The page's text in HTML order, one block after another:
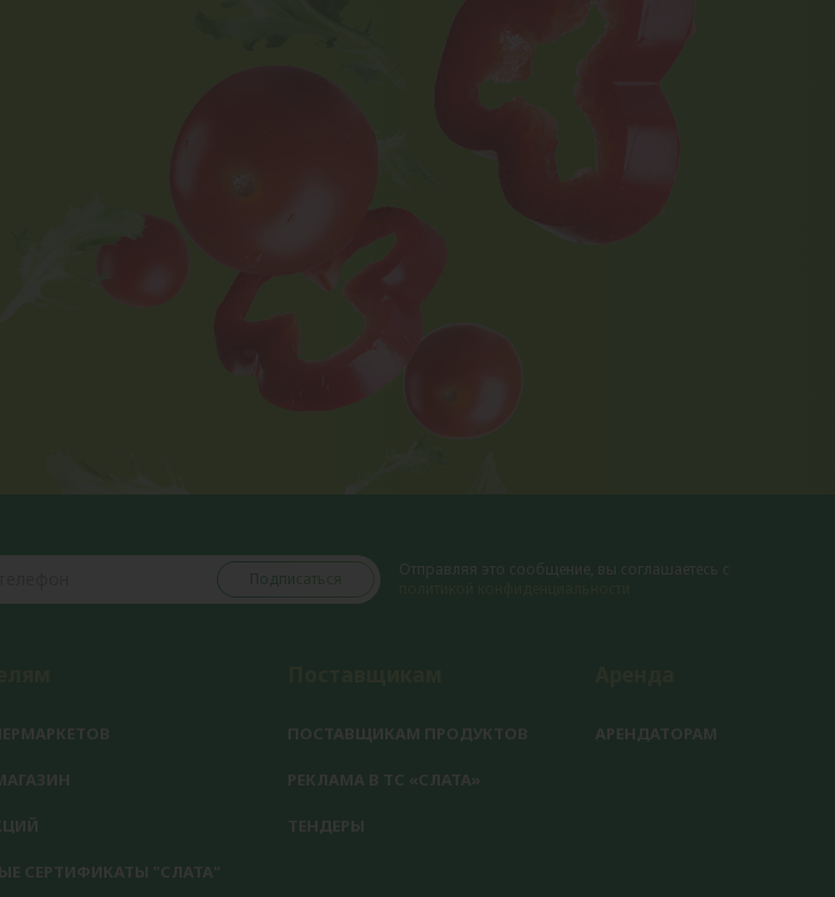
Подписаться
Отправляя это сообщение, вы соглашаетесь с
СЕРТИФИКАТЫ "СЛАТА"
ПОСТАВЩИКАМ ПРОДУКТОВ
РЕКЛАМА В ТС «СЛАТА»
ТЕНДЕРЫ
АРЕНДАТОРАМ